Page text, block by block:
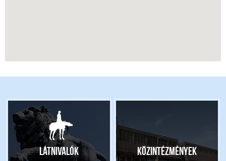
Látnivalók Közintézmények